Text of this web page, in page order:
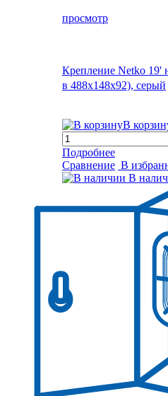
просмотр
Крепление Netko 19'
в 488х148х92), серый
В
Подробнее
Сравнение В
В